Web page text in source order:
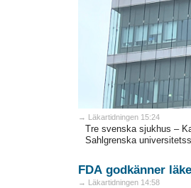
→ Läkartidningen 15:24
Tre svenska sjukhus –
Sahlgrenska
FDA godkänner
→ Läkartidningen 14:58